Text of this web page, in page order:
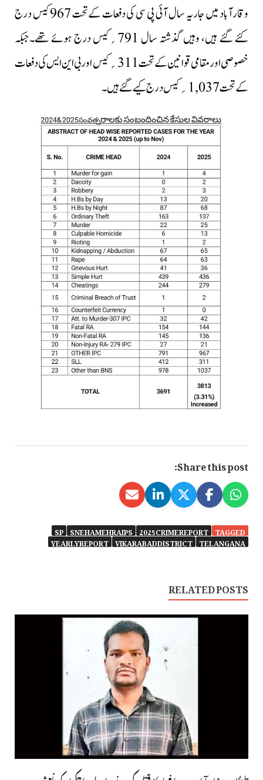
وقارآباد میں جاریہ سال آئی پی سی کی دفعات کےتحت 967 کیس درج
کئے گئے ہیں، وہیں گذشتہ سال 791؍کیس درج ہوئے تھے۔جبکہ
خصوصی اورمقامی قوانین کے تحت 311؍ کیس اور بی این ایس کی دفعات
کے تحت 1,037؍کیس درج کیے گئے ہیں۔
Share this post:
TAGGED
2025CRIMEREPORT
SNEHAMEHRAIPS
SP
TELANGANA
VIKARABADDISTRICT
YEARLYREPORT
RELATED POSTS